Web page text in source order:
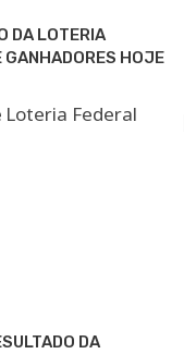
DA LOTERIA
HOJE
DA